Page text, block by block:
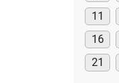
11
16
21